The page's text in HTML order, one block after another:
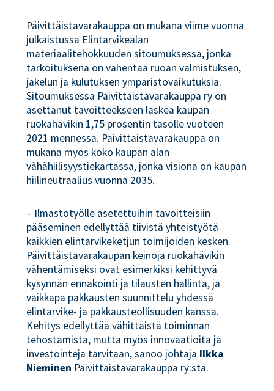
Päivittäistavarakauppa on mukana viime vuonna
julkaistussa Elintarvikealan
materiaalitehokkuuden sitoumuksessa, jonka
tarkoituksena on vähentää ruoan valmistuksen,
jakelun ja kulutuksen ympäristövaikutuksia.
Sitoumuksessa Päivittäistavarakauppa ry on
asettanut tavoitteekseen laskea kaupan
ruokahävikin 1,75 prosentin tasolle vuoteen
2021 mennessä. Päivittäistavarakauppa on
mukana myös koko kaupan alan
vähähiilisyystiekartassa, jonka visiona on kaupan
hiilineutraalius vuonna 2035.
– Ilmastotyölle asetettuihin tavoitteisiin
pääseminen edellyttää tiivistä yhteistyötä
kaikkien elintarvikeketjun toimijoiden kesken.
Päivittäistavarakaupan keinoja ruokahävikin
vähentämiseksi ovat esimerkiksi kehittyvä
kysynnän ennakointi ja tilausten hallinta, ja
vaikkapa pakkausten suunnittelu yhdessä
elintarvike- ja pakkausteollisuuden kanssa.
Kehitys edellyttää vähittäistä toiminnan
tehostamista, mutta myös innovaatioita ja
investointeja tarvitaan, sanoo johtaja Ilkka
Nieminen Päivittäistavarakauppa ry:stä.